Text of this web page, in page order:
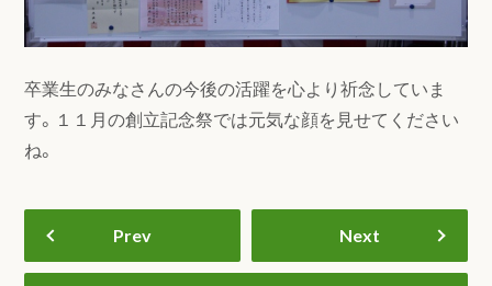
卒業生のみなさんの今後の活躍を心より祈念していま
す。１１月の創立記念祭では元気な顔を見せてください
ね。
Prev Next